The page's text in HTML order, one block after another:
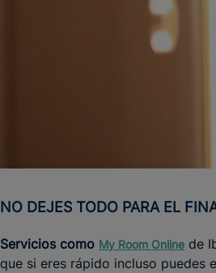
NO DEJES TODO PARA EL
Servicios como My Room Online de
que si eres rápido incluso puedes